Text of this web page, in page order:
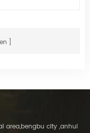
area,bengbu city ,anhui